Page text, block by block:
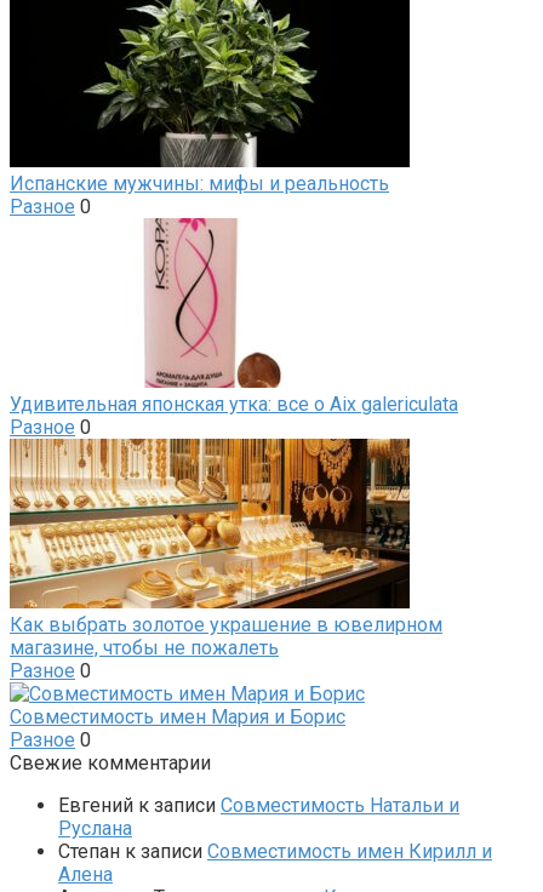
Испанские мужчины: мифы и реальность
Разное 0
Удивительная японская утка: все о Aix galericulata
Разное 0
Как выбрать золотое украшение в ювелирном
магазине, чтобы не пожалеть
Разное 0
Совместимость имен Мария и Борис
Разное 0
Свежие комментарии
Евгений к записи Совместимость Натальи и
Руслана
Степан к записи Совместимость имен Кирилл и
Алена